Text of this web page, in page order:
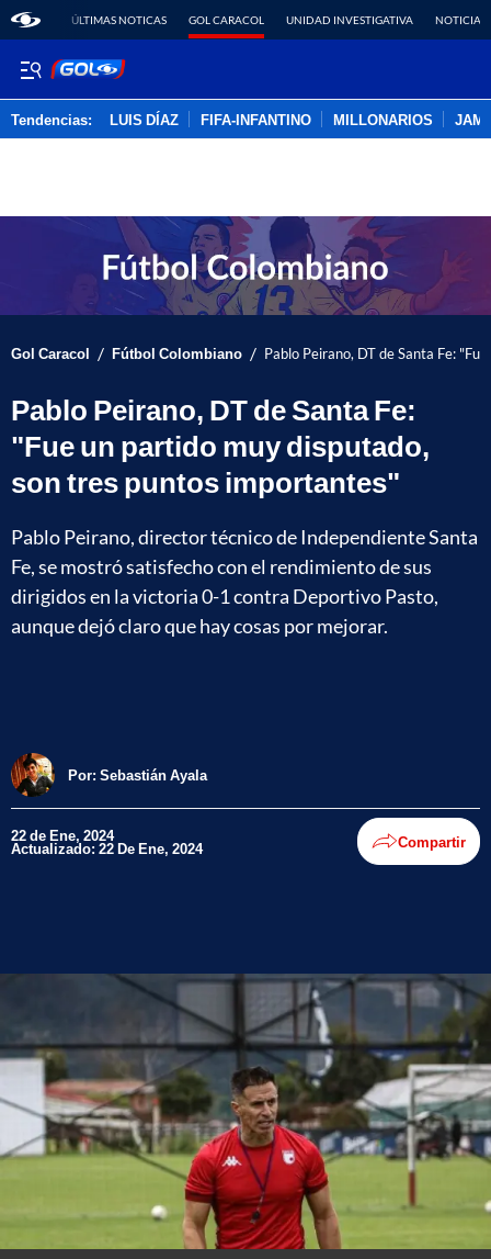
ÚLTIMAS NOTICAS GOL CARACOL UNIDAD INVESTIGATIVA NOTICIAS
Tendencias: LUIS DÍAZ FIFA-INFANTINO MILLONARIOS
Gol Caracol / Fútbol Colombiano / Pablo Peirano, DT de Santa Fe:
Pablo Peirano, DT de Santa Fe:
"Fue un partido muy disputado,
son tres puntos importantes"
Pablo Peirano, director técnico de Independiente Santa
Fe, se mostró satisfecho con el rendimiento de sus
dirigidos en la victoria 0-1 contra Deportivo Pasto,
aunque dejó claro que hay cosas por mejorar.
Por: Sebastián Ayala
22 de Ene, 2024
Actualizado: 22 De Ene, 2024 Compartir